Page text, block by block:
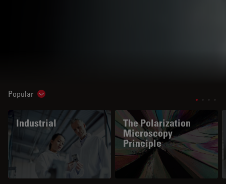
Popular Show subnavigation
Industrial
The Polarization
Microscopy
Principle